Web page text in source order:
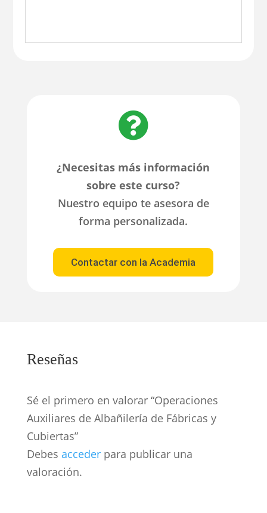

¿Necesitas más información
sobre este curso?
Nuestro equipo te asesora de
forma personalizada.
Contactar con la Academia
Reseñas
Sé el primero en valorar “Operaciones
Auxiliares de Albañilería de Fábricas y
Cubiertas”
Debes accederpara publicar una
valoración.